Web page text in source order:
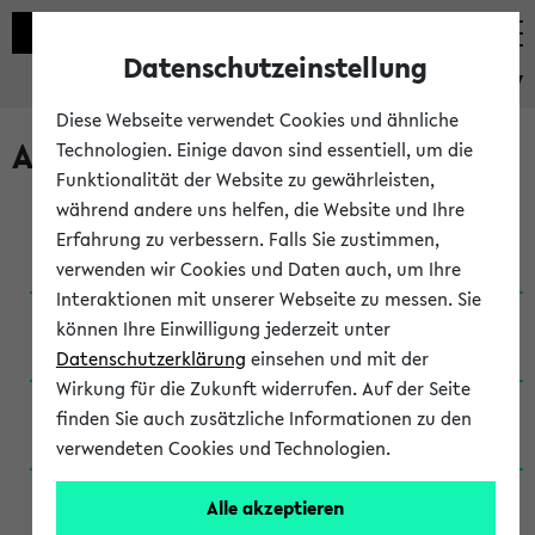
eKVV
Archivierte Studiengänge
Anglistik: British and American Studies / B.A.
(Einschreibung bis WiSe 16/17)
Anglistik: British and American Studies / B.A.
(Einschreibung bis SoSe 2015)
Anglistik: British and American Studies / B.A.
(Einschreibung bis SoSe 2013)
Anglistik: British and American Studies / Ba
(Einschreibung bis SoSe 2011)
Datenschutzeinstellung
Diese Webseite verwendet Cookies und ähnliche
Technologien. Einige davon sind essentiell, um die
Funktionalität der Website zu gewährleisten,
während andere uns helfen, die Website und Ihre
Erfahrung zu verbessern. Falls Sie zustimmen,
verwenden wir Cookies und Daten auch, um Ihre
Interaktionen mit unserer Webseite zu messen. Sie
können Ihre Einwilligung jederzeit unter
Datenschutzerklärung einsehen und mit der
Wirkung für die Zukunft widerrufen. Auf der Seite
finden Sie auch zusätzliche Informationen zu den
verwendeten Cookies und Technologien.
Alle akzeptieren